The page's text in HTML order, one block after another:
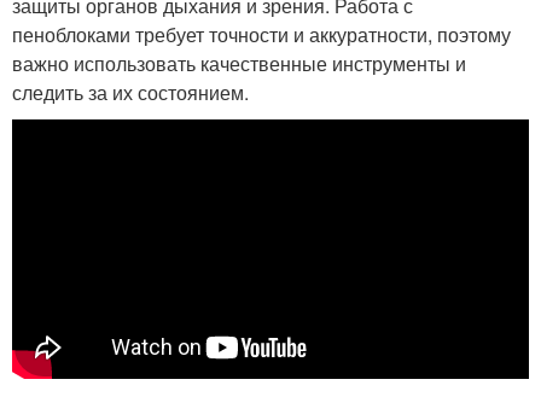
пеноблоками требует точности и аккуратности, поэтому
важно использовать качественные инструменты и
следить за их состоянием.